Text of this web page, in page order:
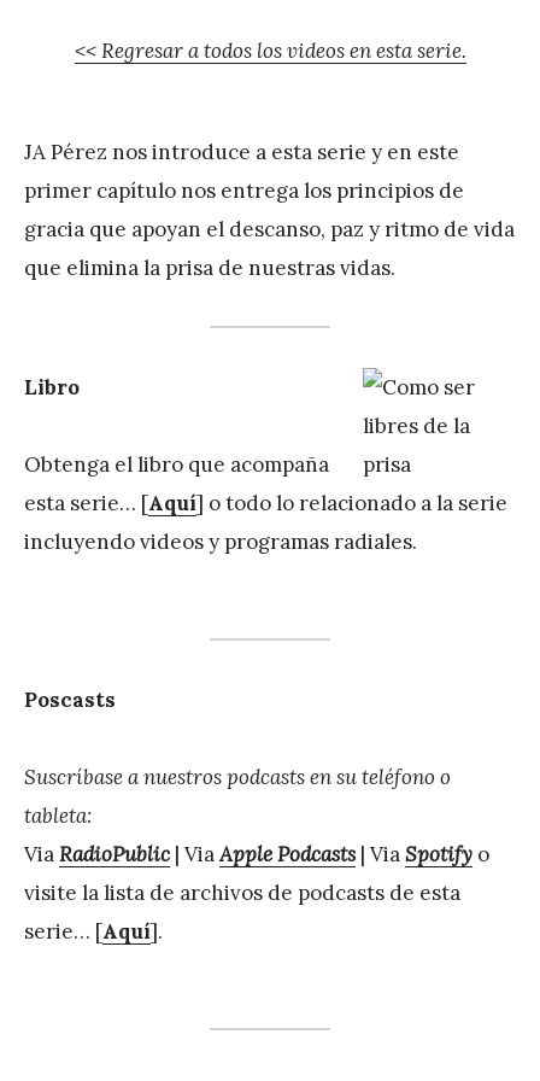
<< Regresar a todos los videos en esta serie.
JA Pérez nos introduce a esta serie y en este
primer capítulo nos entrega los principios de
gracia que apoyan el descanso, paz y ritmo de vida
que elimina la prisa de nuestras vidas.
Libro
Obtenga el libro que acompaña
esta serie… [Aquí] o todo lo relacionado a la serie
incluyendo videos y programas radiales.
Poscasts
Suscríbase a nuestros podcasts en su teléfono o
tableta:
ViaRadioPublic | ViaApple Podcasts | ViaSpotify o
visite la lista de archivos de podcasts de esta
serie… [Aquí].